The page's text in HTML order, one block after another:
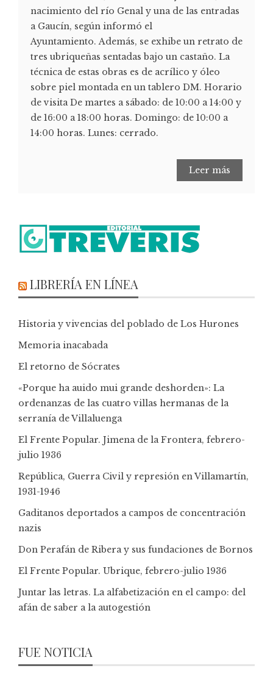
nacimiento del río Genal y una de las entradas
a Gaucín, según informó el
Ayuntamiento. Además, se exhibe un retrato de
tres ubriqueñas sentadas bajo un castaño. La
técnica de estas obras es de acrílico y óleo
sobre piel montada en un tablero DM. Horario
de visita De martes a sábado: de 10:00 a 14:00 y
de 16:00 a 18:00 horas. Domingo: de 10:00 a
14:00 horas. Lunes: cerrado.
Leer más
LIBRERÍA EN LÍNEA
Historia y vivencias del poblado de Los Hurones
Memoria inacabada
El retorno de Sócrates
«Porque ha auido mui grande deshorden»: La
ordenanzas de las cuatro villas hermanas de la
serranía de Villaluenga
El Frente Popular. Jimena de la Frontera, febrero-
julio 1936
República, Guerra Civil y represión en Villamartín,
1931-1946
Gaditanos deportados a campos de concentración
nazis
Don Perafán de Ribera y sus fundaciones de Bornos
El Frente Popular. Ubrique, febrero-julio 1936
Juntar las letras. La alfabetización en el campo: del
afán de saber a la autogestión
FUE NOTICIA